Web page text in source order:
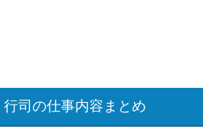
行司の仕事内容まとめ